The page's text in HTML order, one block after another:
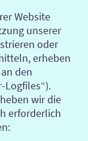
Website
unserer
oder
erheben
den
Logfiles“).
wir die
erforderlich